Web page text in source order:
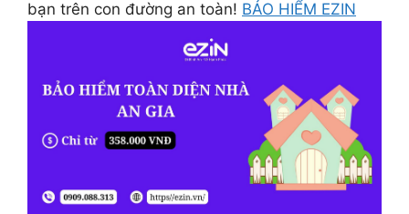
bạn trên con đường an toàn! BẢO HIỂM EZIN